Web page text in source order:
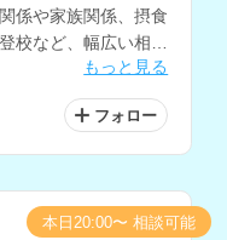
係や家族関係、摂食
校など、幅広い相談
もっと見る
フォロー
本日20:00〜 相談可能